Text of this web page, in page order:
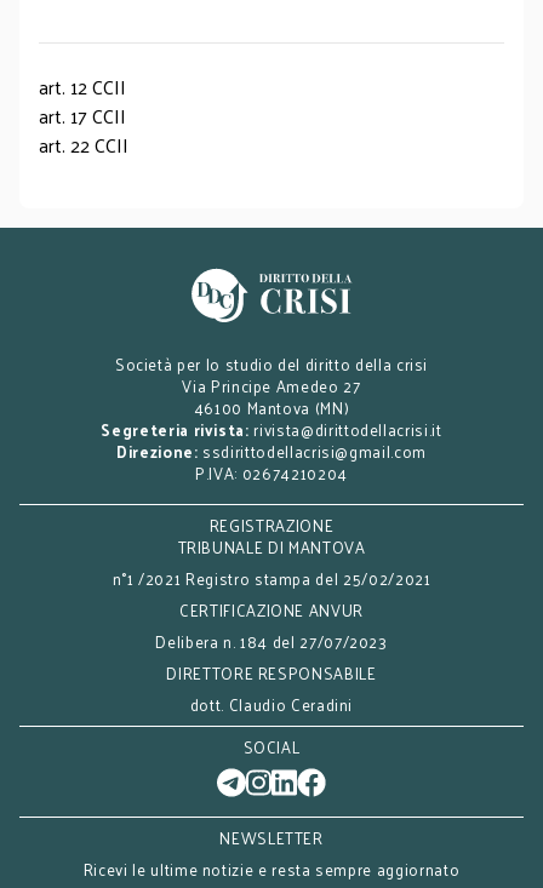
art. 12 CCII
art. 17 CCII
art. 22 CCII
Società per lo studio del diritto della crisi
Via Principe Amedeo 27
46100 Mantova (MN)
Segreteria rivista: rivista@dirittodellacrisi.it
Direzione: ssdirittodellacrisi@gmail.com
P.IVA: 02674210204
REGISTRAZIONE
TRIBUNALE DI MANTOVA
n°1 /2021 Registro stampa del 25/02/2021
CERTIFICAZIONE ANVUR
Delibera n. 184 del 27/07/2023
DIRETTORE RESPONSABILE
dott. Claudio Ceradini
SOCIAL
NEWSLETTER
Ricevi le ultime notizie e resta sempre aggiornato